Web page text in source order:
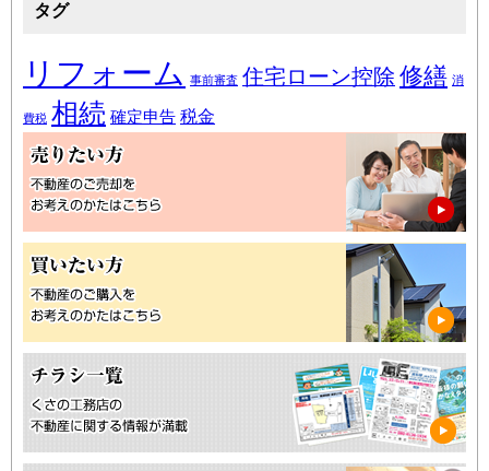
タグ
リフォーム 事前審査 住宅ローン控除 修繕 消
費税 相続 確定申告 税金